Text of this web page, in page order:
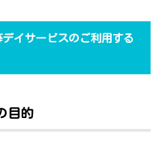
イサービスのご利用する
目的